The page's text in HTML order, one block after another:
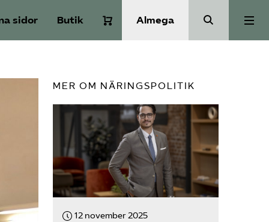
sidor Butik Almega
Branscher
Medlemskap
Auktorisation
MER OM NÄRINGSPOLITIK
12 november 2025